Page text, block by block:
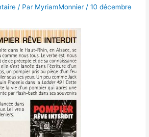
/ Par MyriamMonnier /10 décembre